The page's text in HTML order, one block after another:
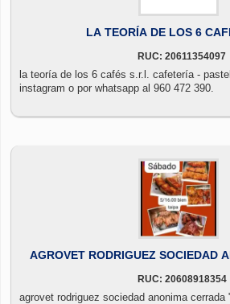
LA TEORÍA DE LOS 6
RUC: 20611354097
la teoría de los 6 cafés s.r.l. cafetería -
instagram o por whatsapp al 960 472 390.
AGROVET RODRIGUEZ SOCIEDAD
RUC: 20608918354
agrovet rodriguez sociedad anonima cerrada